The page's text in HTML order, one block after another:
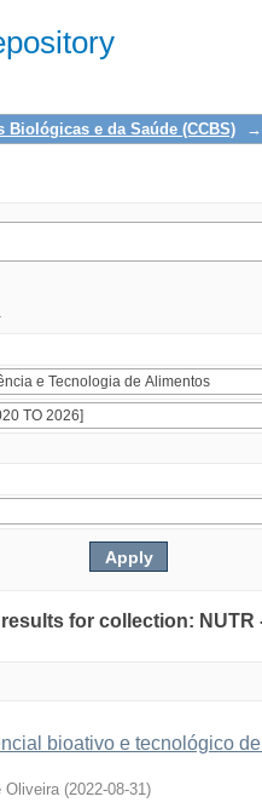
Biológicas e da Saúde (CCBS) →
for collection:
bioativo e tecnológico
Oliveira (2022-08-31)